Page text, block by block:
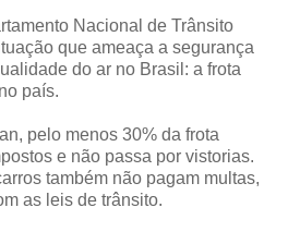
Nacional de Trânsito
que ameaça a segurança
do ar no Brasil: a frota
país.
pelo menos 30% da frota
e não passa por vistorias.
também não pagam multas,
as leis de trânsito.